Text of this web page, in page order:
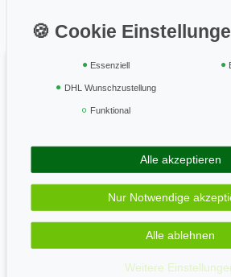
Zahlung und Versand
Geprüft & sicher
Zahle bequem per
Essenziell
DHL Wunschzustellung
Funktional
Alle akzeptieren
Nur Notwendige
Alle ablehnen
Weitere